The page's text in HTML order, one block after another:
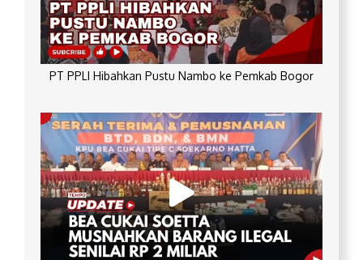
PT PPLI Hibahkan Pustu Nambo ke Pemkab Bogor